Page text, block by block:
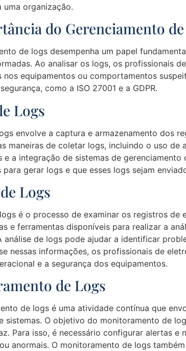
uma organização.
do Gerenciamento
de logs desempenha um papel
Ao analisar os logs, os profissionais
nos equipamentos ou comportamentos
como a ISO 27001 e a GDPR.
Logs
envolve a captura e armazenamento dos
maneiras de coletar logs, incluindo o uso
e a integração de sistemas de
gerar logs e que esses logs sejam
Logs
é o processo de examinar os registros
e ferramentas disponíveis para realizar a
análise de logs pode ajudar a identificar
nessas informações, os profissionais de
e a segurança dos equipamentos.
de Logs
de logs é uma atividade contínua que
sistemas. O objetivo do monitoramento de
Para isso, é necessário configurar alertas
anormais. O monitoramento de logs